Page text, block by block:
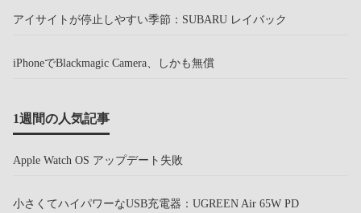
アイサイトが停止しやすい季節：SUBARU レイバック
iPhoneでBlackmagic Camera、しかも無償
1週間の人気記事
Apple Watch OS アップデート失敗
小さくてハイパワーなUSB充電器：UGREEN Air 65W PD